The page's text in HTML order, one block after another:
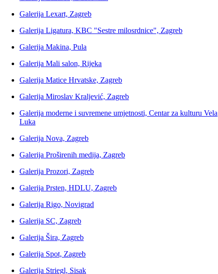
Galerija Lexart, Zagreb
Galerija Ligatura, KBC "Sestre milosrdnice", Zagreb
Galerija Makina, Pula
Galerija Mali salon, Rijeka
Galerija Matice Hrvatske, Zagreb
Galerija Miroslav Kraljević, Zagreb
Galerija moderne i suvremene umjetnosti, Centar za kulturu Vela
Luka
Galerija Nova, Zagreb
Galerija Proširenih medija, Zagreb
Galerija Prozori, Zagreb
Galerija Prsten, HDLU, Zagreb
Galerija Rigo, Novigrad
Galerija SC, Zagreb
Galerija Šira, Zagreb
Galerija Spot, Zagreb
Galerija Striegl, Sisak